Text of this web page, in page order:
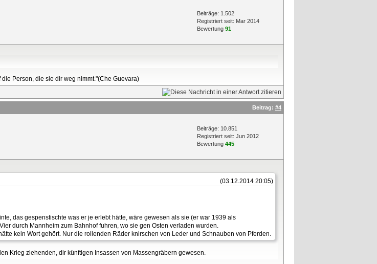
Beiträge: 1.502
Registriert seit: Mar 2014
Bewertung 91
Person, die sie dir weg nimmt."(Che Guevara)
Beitrag: #4
Beiträge: 10.851
Registriert seit: Jun 2012
Bewertung 445
(03.12.2014 20:05)
das gespenstischte was er je erlebt hätte, wäre gewesen als sie (er war 1939 als
durch Mannheim zum Bahnhof fuhren, wo sie gen Osten verladen wurden.
kein Wort gehört. Nur die rollenden Räder knirschen von Leder und Schnauben von Pferden.
Krieg ziehenden, dir künftigen Insassen von Massengräbern gewesen.